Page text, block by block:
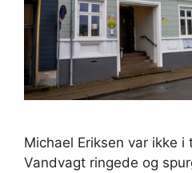
Michael Eriksen var ikke
Vandvagt ringede og